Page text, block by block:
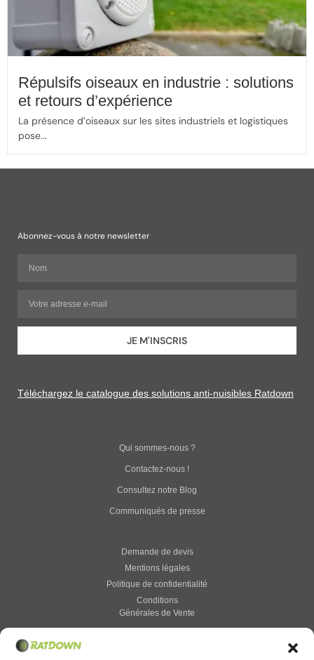
Répulsifs oiseaux en industrie : solutions
et retours d’expérience
La présence d’oiseaux sur les sites industriels et logistiques
pose...
Demande de devis
Mentions légales
Politique de confidentialité
Conditions
Générales de Vente
Qui sommes-nous ?
Contactez-nous !
Consultez notre Blog
Communiqués de presse
Téléchargez le catalogue des solutions anti-nuisibles Ratdown
Abonnez-vous à notre newsletter
JE M'INSCRIS